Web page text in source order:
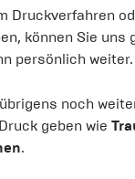
Druckverfahren
können Sie uns
persönlich weiter.
noch
geben wie
.